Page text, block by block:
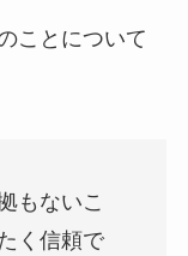
ことについて
もないこ
く信頼で